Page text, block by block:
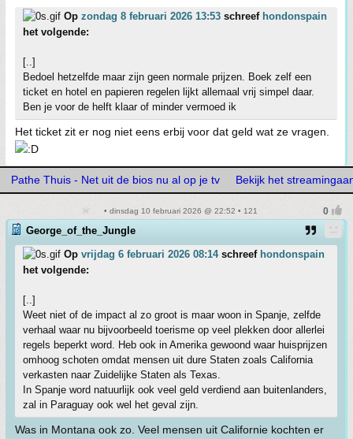
Op zondag 8 februari 2026 13:53 schreef hondonspain
het volgende:
[..]
Bedoel hetzelfde maar zijn geen normale prijzen. Boek zelf een
ticket en hotel en papieren regelen lijkt allemaal vrij simpel daar.
Ben je voor de helft klaar of minder vermoed ik
Het ticket zit er nog niet eens erbij voor dat geld wat ze vragen.
Pathe Thuis - Net uit de bios nu al op je tv Bekijk het
• dinsdag 10 februari 2026 @ 22:52 • 121
George_of_the_Jungle
Op vrijdag 6 februari 2026 08:14schreef hondonspain
het volgende:
[..]
Weet niet of de impact al zo groot is maar woon in Spanje, zelfde
verhaal waar nu bijvoorbeeld toerisme op veel plekken door allerlei
regels beperkt word. Heb ook in Amerika gewoond waar huisprijzen
omhoog schoten omdat mensen uit dure Staten zoals California
verkasten naar Zuidelijke Staten als Texas.
In Spanje word natuurlijk ook veel geld verdiend aan buitenlanders,
zal in Paraguay ook wel het geval zijn.
Was in Montana ook zo. Veel mensen uit Californie kochten er